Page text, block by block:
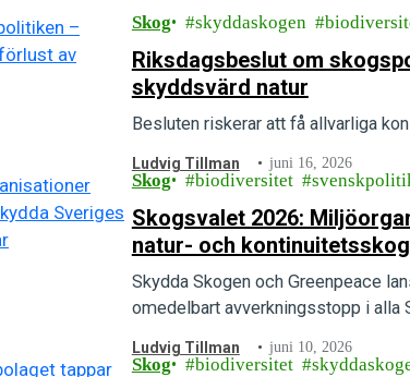
Skog skyddaskogen
Riksdagsbeslut om
skyddsvärd natur
Besluten riskerar att få allvarliga
Ludvig Tillman juni 16, 2026
Skog biodiversitet
Skogsvalet 2026:
natur- och
Skydda Skogen och Greenpeace
omedelbart avverkningsstopp i alla
Ludvig Tillman juni 10, 2026
Skog biodiversitet